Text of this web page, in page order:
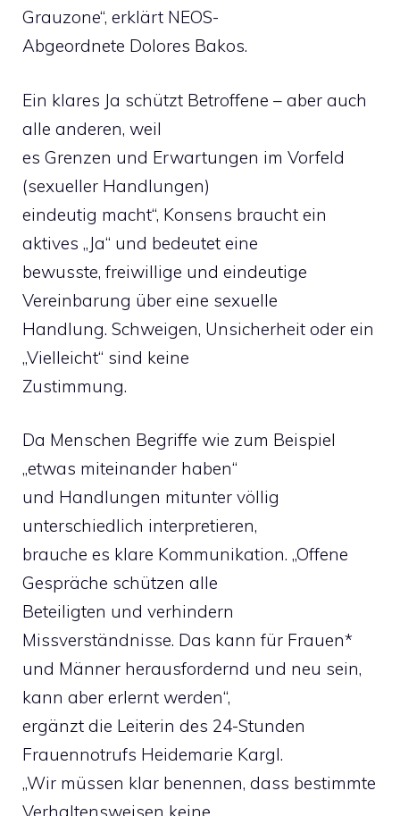
Grauzone“, erklärt NEOS-
Abgeordnete Dolores Bakos.
Ein klares Ja schützt Betroffene – aber auch
alle anderen, weil
es Grenzen und Erwartungen im Vorfeld
(sexueller Handlungen)
eindeutig macht“, Konsens braucht ein
aktives „Ja“ und bedeutet eine
bewusste, freiwillige und eindeutige
Vereinbarung über eine sexuelle
Handlung. Schweigen, Unsicherheit oder ein
„Vielleicht“ sind keine
Zustimmung.
Da Menschen Begriffe wie zum Beispiel
„etwas miteinander haben“
und Handlungen mitunter völlig
unterschiedlich interpretieren,
brauche es klare Kommunikation. „Offene
Gespräche schützen alle
Beteiligten und verhindern
Missverständnisse. Das kann für Frauen*
und Männer herausfordernd und neu sein,
kann aber erlernt werden“,
ergänzt die Leiterin des 24-Stunden
Frauennotrufs Heidemarie Kargl.
„Wir müssen klar benennen, dass bestimmte
Verhaltensweisen keine